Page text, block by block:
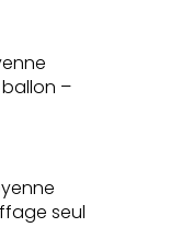
–
seul